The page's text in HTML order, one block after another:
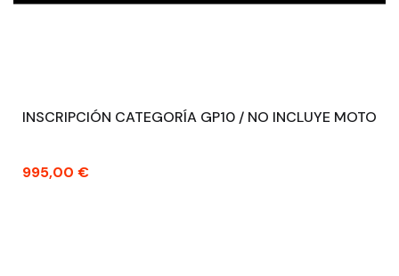
INSCRIPCIÓN CATEGORÍA GP10 / NO INCLUYE MOTO
Precio
995,00 €